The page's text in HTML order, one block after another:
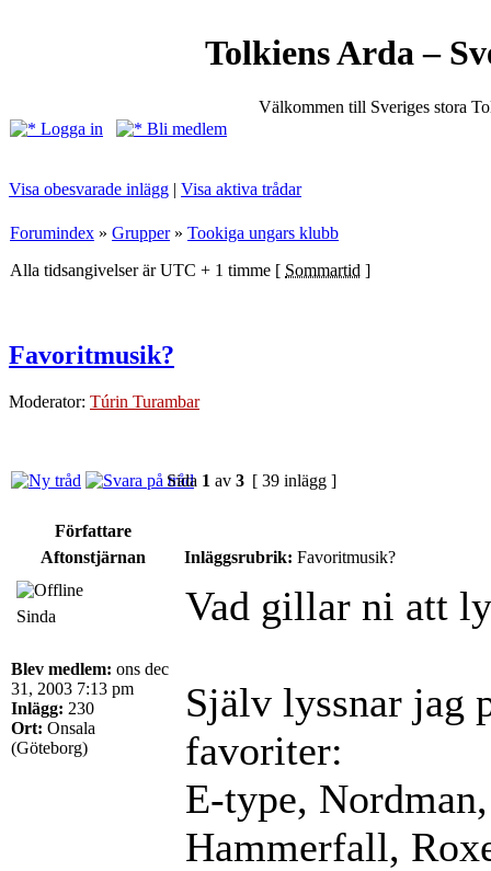
Tolkiens Arda –
Välkommen till Sveriges stora
Logga in
Bli medlem
Visa obesvarade inlägg | Visa aktiva trådar
Forumindex » Grupper» Tookiga ungars klubb
Alla tidsangivelser är UTC + 1 timme [ Sommartid ]
Favoritmusik?
Moderator: Túrin Turambar
Sida 1 av 3 [ 39 inlägg ]
Författare
Aftonstjärnan
Inläggsrubrik: Favoritmusik?
Sinda
Blev medlem: ons dec
31, 2003 7:13 pm
Inlägg: 230
Ort: Onsala
(Göteborg)
Vad gillar ni att
Själv lyssnar jag
favoriter:
E-type,
Hammerfall,